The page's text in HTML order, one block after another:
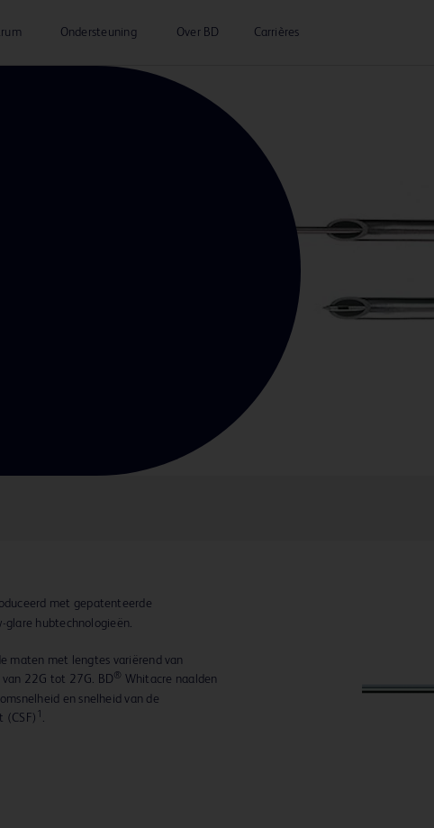
Ondersteuning Over BD Carrières
met gepatenteerde
glare hubtechnologieën.
maten met lengtes variërend van
22G tot 27G. BD ®
Whitacre naalden
en snelheid van de
(CSF) 1 .